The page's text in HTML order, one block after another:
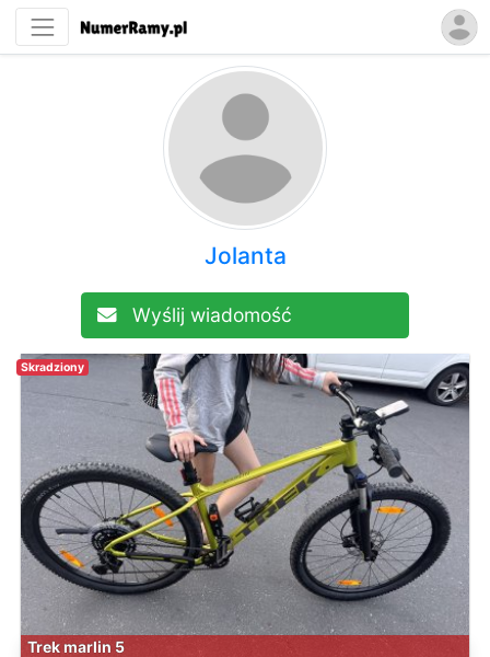
Jolanta
Wyślij wiadomość
Skradziony
Trek marlin 5